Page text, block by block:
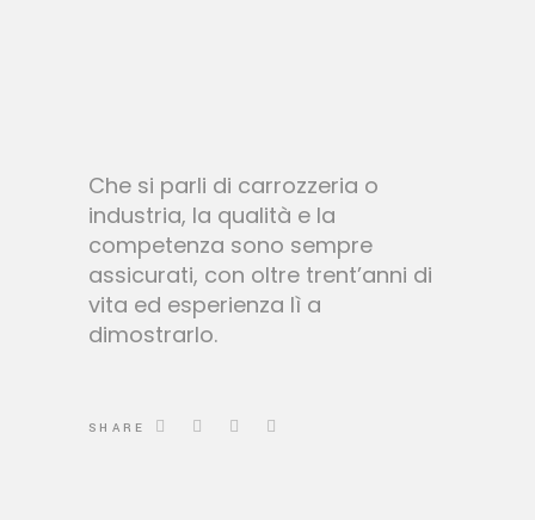
Che si parli di carrozzeria o
industria, la qualità e la
competenza sono sempre
assicurati, con oltre trent’anni di
vita ed esperienza lì a
dimostrarlo.
SHARE